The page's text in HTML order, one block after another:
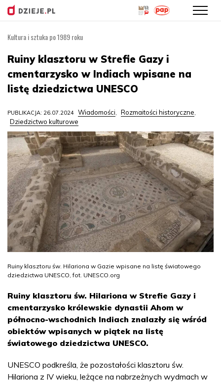
treści
Kultura i sztuka po 1989 roku
Ruiny klasztoru w Strefie Gazy i
cmentarzysko w Indiach wpisane na
listę dziedzictwa UNESCO
PUBLIKACJA: 26.07.2024 Wiadomości, Rozmaitości historyczne,
Dziedzictwo kulturowe
Ruiny klasztoru św. Hilariona w Gazie wpisane na listę światowego
dziedzictwa UNESCO, fot. UNESCO.org
Ruiny klasztoru św. Hilariona w Strefie Gazy i
cmentarzysko królewskie dynastii Ahom w
północno-wschodnich Indiach znalazły się wśród
obiektów wpisanych w piątek na listę
światowego dziedzictwa UNESCO.
UNESCO podkreśla, że pozostałości klasztoru św.
Hilariona z IV wieku, leżące na nabrzeżnych wydmach w